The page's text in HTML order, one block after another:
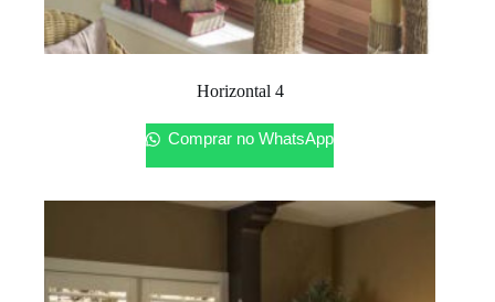
Horizontal 4
Comprar no WhatsApp